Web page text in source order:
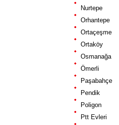
Nurtepe
Orhantepe
Ortaçeşme
Ortaköy
Osmanağa
Ömerli
Paşabahçe
Pendik
Poligon
Ptt Evleri